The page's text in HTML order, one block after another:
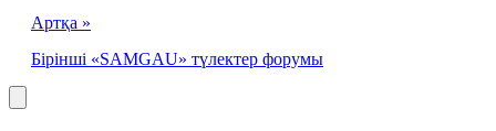
Артқа »
Бірінші «SAMGAU» түлектер форумы